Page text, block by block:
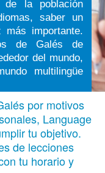
la población
saber un
importante.
de Galés de
del mundo,
multilingüe
por motivos
Language
tu objetivo.
de lecciones
tu horario y